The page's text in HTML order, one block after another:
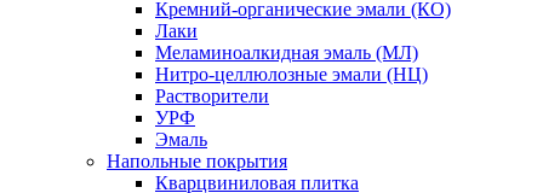
Кремний-органические эмали (КО)
Лаки
Меламиноалкидная эмаль (МЛ)
Нитро-целлюлозные эмали (НЦ)
Растворители
УРФ
Эмаль
Напольные покрытия
Кварцвиниловая плитка